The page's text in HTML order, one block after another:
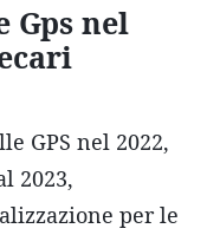
Gps nel
GPS nel 2022,
2023,
per le